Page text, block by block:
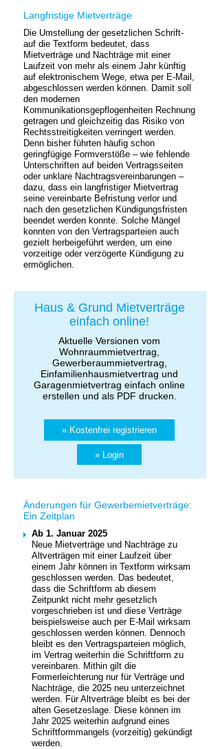
Langfristige Mietverträge
Die Umstellung der gesetzlichen Schrift-
auf die Textform bedeutet, dass
Mietverträge und Nachträge mit einer
Laufzeit von mehr als einem Jahr künftig
auf elektronischem Wege, etwa per E-Mail,
abgeschlossen werden können. Damit soll
den modernen
Kommunikationsgepflogenheiten Rechnung
getragen und gleichzeitig das Risiko von
Rechtsstreitigkeiten verringert werden.
Denn bisher führten häufig schon
geringfügige Formverstöße – wie fehlende
Unterschriften auf beiden Vertragsseiten
oder unklare Nachtragsvereinbarungen –
dazu, dass ein langfristiger Mietvertrag
seine vereinbarte Befristung verlor und
nach den gesetzlichen Kündigungsfristen
beendet werden konnte. Solche Mängel
konnten von den Vertragsparteien auch
gezielt herbeigeführt werden, um eine
vorzeitige oder verzögerte Kündigung zu
ermöglichen.
Haus & Grund Mietverträge
einfach online!
Aktuelle Versionen vom
Wohnraummietvertrag,
Gewerberaummietvertrag,
Einfamilienhausmietvertrag und
Garagenmietvertrag einfach online
erstellen und als PDF drucken.
» Kostenfrei registrieren
» Login
Änderungen für Gewerbemietverträge:
Ein Zeitplan
Ab 1. Januar 2025
Neue Mietverträge und Nachträge zu
Altverträgen mit einer Laufzeit über
einem Jahr können in Textform wirksam
geschlossen werden. Das bedeutet,
dass die Schriftform ab diesem
Zeitpunkt nicht mehr gesetzlich
vorgeschrieben ist und diese Verträge
beispielsweise auch per E-Mail wirksam
geschlossen werden können. Dennoch
bleibt es den Vertragsparteien möglich,
im Vertrag weiterhin die Schriftform zu
vereinbaren. Mithin gilt die
Formerleichterung nur für Verträge und
Nachträge, die 2025 neu unterzeichnet
werden. Für Altverträge bleibt es bei der
alten Gesetzeslage. Diese können im
Jahr 2025 weiterhin aufgrund eines
Schriftformmangels (vorzeitig) gekündigt
werden.